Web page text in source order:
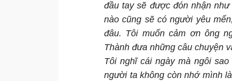
đầu tay sẽ được đón nhận
nào cũng sẽ có người yêu
đâu. Tôi muốn cảm ơn ông
Thành đưa những câu chuyện
Tôi nghĩ cái ngày mà ngôi
người ta không còn nhớ mình